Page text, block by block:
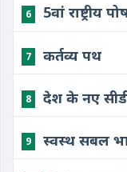
6 5वां राष्ट्रीय
7 कर्तव्य पथ
8 देश के नए
9 स्वस्थ सबल